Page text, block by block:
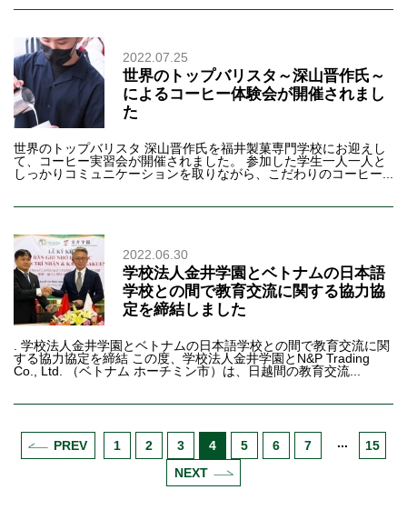
2022.07.25
世界のトップバリスタ～深山晋作氏～
によるコーヒー体験会が開催されまし
た
世界のトップバリスタ 深山晋作氏を福井製菓専門学校にお迎えし
て、コーヒー実習会が開催されました。 参加した学生一人一人と
しっかりコミュニケーションを取りながら、こだわりのコーヒー...
2022.06.30
学校法人金井学園とベトナムの日本語
学校との間で教育交流に関する協力協
定を締結しました
. 学校法人金井学園とベトナムの日本語学校との間で教育交流に関
する協力協定を締結 この度、学校法人金井学園とN&P Trading
Co., Ltd. （ベトナム ホーチミン市）は、日越間の教育交流...
PREV 1 2 3 4 5 6 7
15
NEXT